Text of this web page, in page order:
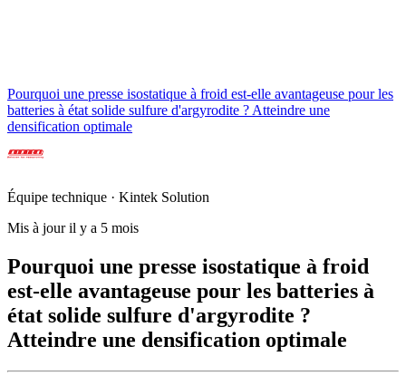
Pourquoi une presse isostatique à froid est-elle avantageuse pour les
batteries à état solide sulfure d'argyrodite ? Atteindre une
densification optimale
Équipe technique · Kintek Solution
Mis à jour il y a 5 mois
Pourquoi une presse isostatique à froid
est-elle avantageuse pour les batteries à
état solide sulfure d'argyrodite ?
Atteindre une densification optimale